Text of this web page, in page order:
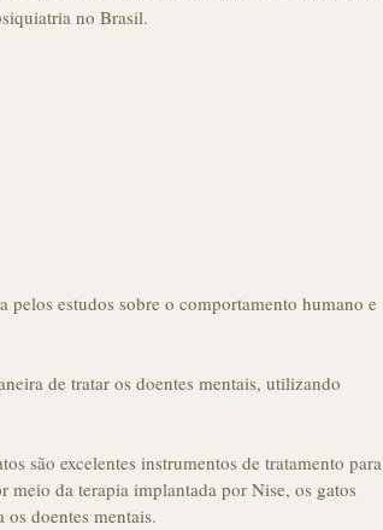
no Brasil.
pelos estudos sobre o comportamento humano e
de tratar os doentes mentais, utilizando
são excelentes instrumentos de tratamento para
da terapia implantada por Nise, os gatos
os doentes mentais.